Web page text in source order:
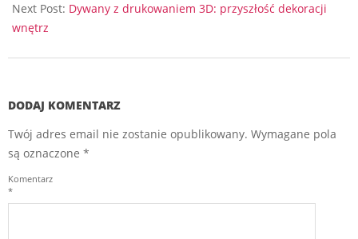
Next Post: Dywany z drukowaniem 3D: przyszłość dekoracji
wnętrz
DODAJ KOMENTARZ
Twój adres email nie zostanie opublikowany. Wymagane pola
są oznaczone *
Komentarz
*